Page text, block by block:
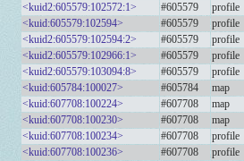
<kuid2:605579:102572:1>
#605579 profile
<kuid:605579:102594>
#605579 profile
<kuid2:605579:102594:2>
#605579 profile
<kuid2:605579:102966:1>
#605579 profile
<kuid2:605579:103094:8>
#605579 profile
<kuid:605784:100027>
#605784 map
<kuid:607708:100224>
#607708 map
<kuid:607708:100230>
#607708 map
<kuid:607708:100234>
#607708 profile
<kuid:607708:100236>
#607708 profile